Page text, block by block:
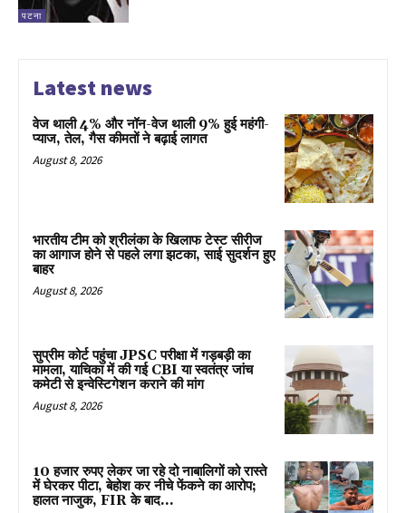
पटना
Latest news
वेज थाली 4% और नॉन-वेज थाली 9% हुई महंगी-
प्याज, तेल, गैस कीमतों ने बढ़ाई लागत
August 8, 2026
भारतीय टीम को श्रीलंका के खिलाफ टेस्ट सीरीज
का आगाज होने से पहले लगा झटका, साई सुदर्शन हुए
बाहर
August 8, 2026
सुप्रीम कोर्ट पहुंचा JPSC परीक्षा में गड़बड़ी का
मामला, याचिका में की गई CBI या स्वतंत्र जांच
कमेटी से इन्वेस्टिगेशन कराने की मांग
August 8, 2026
10 हजार रुपए लेकर जा रहे दो नाबालिगों को रास्ते
में घेरकर पीटा, बेहोश कर नीचे फेंकने का आरोप;
हालत नाजुक, FIR के बाद...